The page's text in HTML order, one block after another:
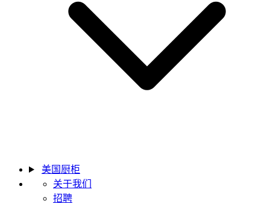
美国厨柜
关于我们
招聘